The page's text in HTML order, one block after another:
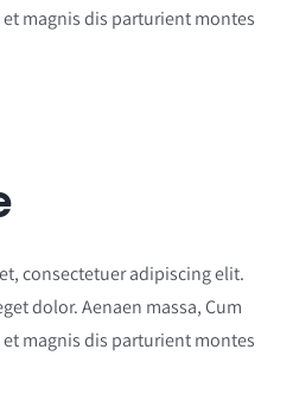
magnis dis parturient montes
consectetuer adipiscing elit.
dolor. Aenaen massa, Cum
magnis dis parturient montes